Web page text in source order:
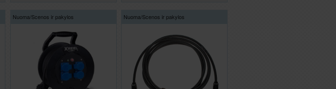
Nuoma/Scenos ir pakylos Nuoma/Scenos ir pakylos